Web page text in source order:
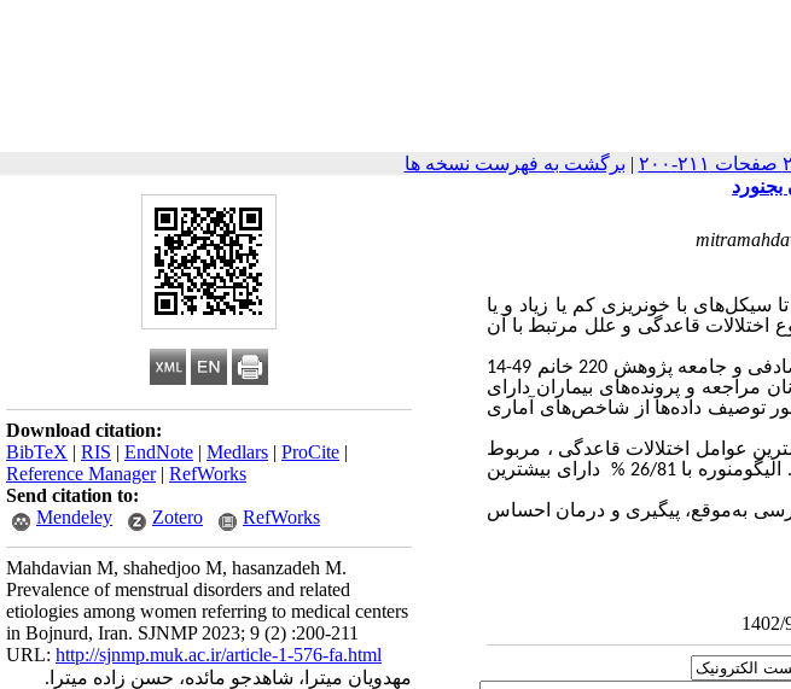
| برگشت به فهرست نسخه ها
Download citation:
BibTeX | RIS | EndNote | Medlars | ProCite |
Reference Manager| RefWorks
Send citation to:
Mendeley
Zotero RefWorks
Mahdavian M, shahedjoo M, hasanzadeh M.
Prevalence of menstrual disorders and related
etiologies among women referring to medical centers
in Bojnurd, Iran. SJNMP 2023; 9 (2) :200-211
URL: http://sjnmp.muk.ac.ir/article-1-576-fa.html
مهدویان میترا، شاهدجو مائده، حسن زاده میترا.
سیکل‌های با خونریزی کم یا زیاد و یا
قاعدگی و علل مرتبط با آن
مواد و روش‌ها: مطالعه حاضر از نوع توصیفی مقطعی بود که در سال 1401 انجام شد. روش نمونه‌گیری تصادفی و جامعه پژوهش 220 خانم 49-14
مراجعه و پرونده‌های بیماران دارای
توصیف داده‌ها از شاخص‌های آماری
متاهل بودند. بیشترین عوامل اختلالات قاعدگی ، مربوط
به سندرم تخمدان پلی کیستیک30/9%، عوامل ناشناخته 23/2%، کیست‌ها 18/6% و هایپو تیروئیدی 16/8% بود. الیگومنوره با 26/81 % دارای بیشترین
به‌موقع، پیگیری و درمان احساس